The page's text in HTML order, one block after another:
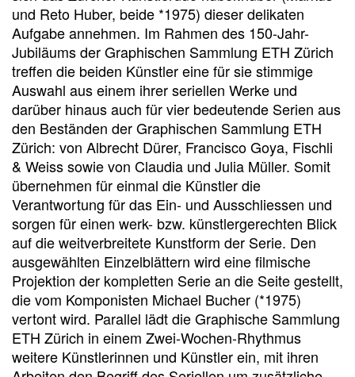
und Reto Huber, beide *1975) dieser delikaten
Aufgabe annehmen. Im Rahmen des 150-Jahr-
Jubiläums der Graphischen Sammlung ETH Zürich
treffen die beiden Künstler eine für sie stimmige
Auswahl aus einem ihrer seriellen Werke und
darüber hinaus auch für vier bedeutende Serien aus
den Beständen der Graphischen Sammlung ETH
Zürich: von Albrecht Dürer, Francisco Goya, Fischli
& Weiss sowie von Claudia und Julia Müller. Somit
übernehmen für einmal die Künstler die
Verantwortung für das Ein- und Ausschliessen und
sorgen für einen werk- bzw. künstlergerechten Blick
auf die weitverbreitete Kunstform der Serie. Den
ausgewählten Einzelblättern wird eine filmische
Projektion der kompletten Serie an die Seite gestellt,
die vom Komponisten Michael Bucher (*1975)
vertont wird. Parallel lädt die Graphische Sammlung
ETH Zürich in einem Zwei-Wochen-Rhythmus
weitere Künstlerinnen und Künstler ein, mit ihren